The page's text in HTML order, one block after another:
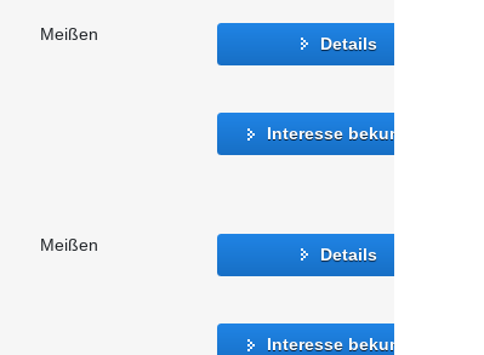
Meißen Details
Interesse bekunden
Meißen Details
Interesse bekunden